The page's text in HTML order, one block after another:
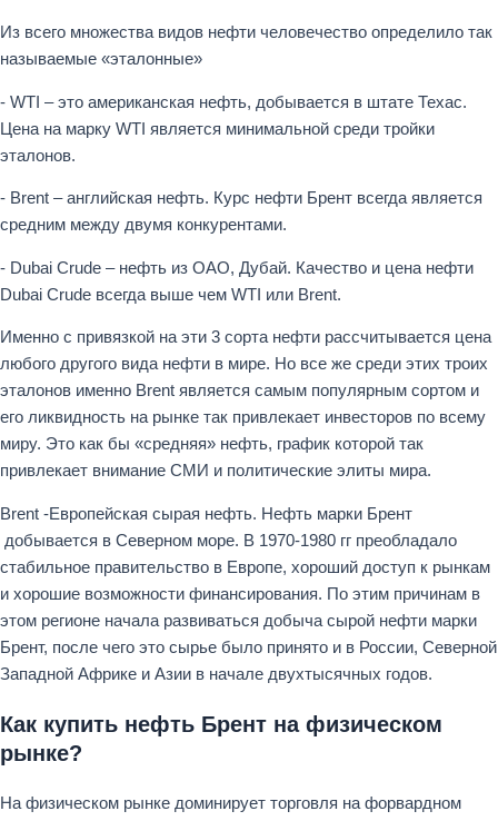
Из всего множества видов нефти человечество определило так
называемые «эталонные»
- WTI – это американская нефть, добывается в штате Техас.
Цена на марку WTI является минимальной среди тройки
эталонов.
- Brent – английская нефть. Курс нефти Брент всегда является
средним между двумя конкурентами.
- Dubai Crude – нефть из ОАО, Дубай. Качество и цена нефти
Dubai Crude всегда выше чем WTI или Brent.
Именно с привязкой на эти 3 сорта нефти рассчитывается цена
любого другого вида нефти в мире. Но все же среди этих троих
эталонов именно Brent является самым популярным сортом и
его ликвидность на рынке так привлекает инвесторов по всему
миру. Это как бы «средняя» нефть, график которой так
привлекает внимание СМИ и политические элиты мира.
Brent -Европейская сырая нефть. Нефть марки Брент
добывается в Северном море. В 1970-1980 гг преобладало
стабильное правительство в Европе, хороший доступ к рынкам
и хорошие возможности финансирования. По этим причинам в
этом регионе начала развиваться добыча сырой нефти марки
Брент, после чего это сырье было принято и в России, Северной
Западной Африке и Азии в начале двухтысячных годов.
Как купить нефть Брент на физическом
рынке?
На физическом рынке доминирует торговля на форвардном